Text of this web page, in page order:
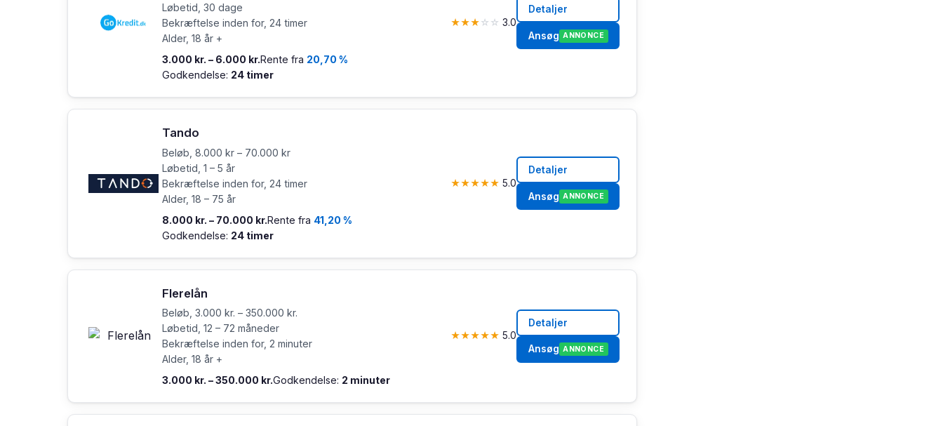
Løbetid, 30 dage
Bekræftelse inden for, 24 timer
Alder, 18 år +
3.000 kr. – 6.000 kr.Rente fra 20,70 %
Godkendelse: 24 timer
★★★☆ ☆ 3.0
Detaljer
Ansøg ANNONCE
Tando
Beløb, 8.000 kr – 70.000 kr
Løbetid, 1 – 5 år
Bekræftelse inden for, 24 timer
Alder, 18 – 75 år
8.000 kr. – 70.000 kr.Rente fra 41,20 %
Godkendelse: 24 timer
★★★★★ 5.0
Detaljer
Ansøg ANNONCE
Flerelån
Beløb, 3.000 kr. – 350.000 kr.
Løbetid, 12 – 72 måneder
Bekræftelse inden for, 2 minuter
Alder, 18 år +
3.000 kr. – 350.000 kr.Godkendelse: 2 minuter
★★★★★ 5.0
Detaljer
Ansøg ANNONCE